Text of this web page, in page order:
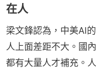
在人
梁文鋒認為，中美AI
人上面差距不大。國
都有大量人才補充。